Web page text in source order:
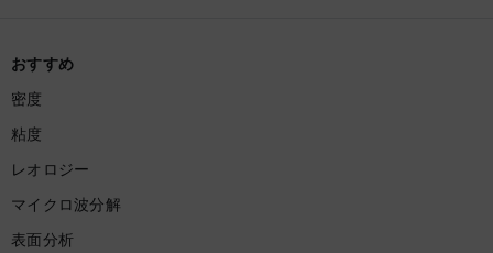
おすすめ
密度
粘度
レオロジー
マイクロ波分解
表面分析